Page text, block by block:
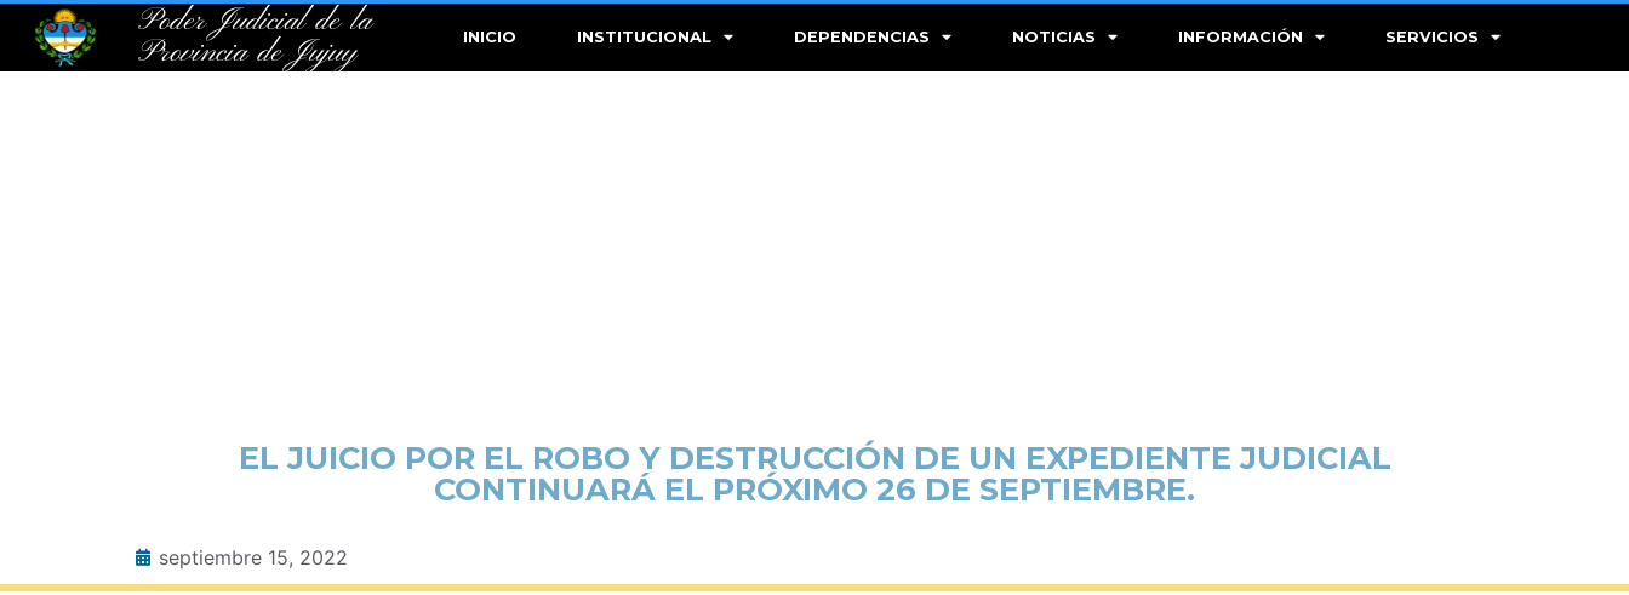
Poder Judicial de la
Provincia de Jujuy
INICIO INSTITUCIONAL DEPENDENCIAS NOTICIAS INFORMACIÓN SERVICIOS
EL JUICIO POR EL ROBO Y DESTRUCCIÓN DE UN EXPEDIENTE JUDICIAL
CONTINUARÁ EL PRÓXIMO 26 DE SEPTIEMBRE.
septiembre 15, 2022